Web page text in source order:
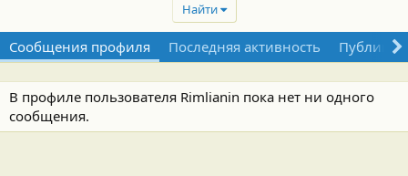
Найти
Сообщения профиля Последняя активность
В профиле пользователя Rimlianin пока нет ни одного
сообщения.